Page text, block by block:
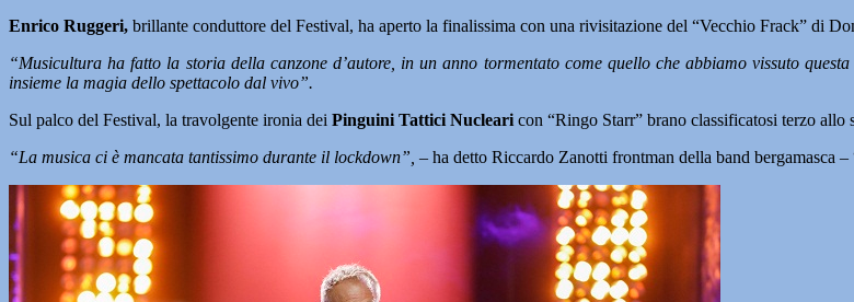
Enrico Ruggeri, brillante conduttore del Festival, ha aperto la finalissima con una rivisitazione del “Vecchio Frack” di
“Musicultura ha fatto la storia della canzone d’autore, in un anno tormentato come quello che abbiamo vissuto
insieme la magia dello spettacolo dal vivo”.
Sul palco del Festival, la travolgente ironia dei Pinguini Tattici Nucleari con “Ringo Starr” brano classificatosi terzo allo
“La musica ci è mancata tantissimo durante il lockdown”, – ha detto Riccardo Zanotti frontman della band bergamasca –